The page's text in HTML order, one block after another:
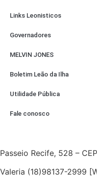
Links Leonisticos
Governadores
MELVIN JONES
Boletim Leão da Ilha
Utilidade Pública
Fale conosco
Passeio Recife, 528 –
Valeria (18)98137-2999